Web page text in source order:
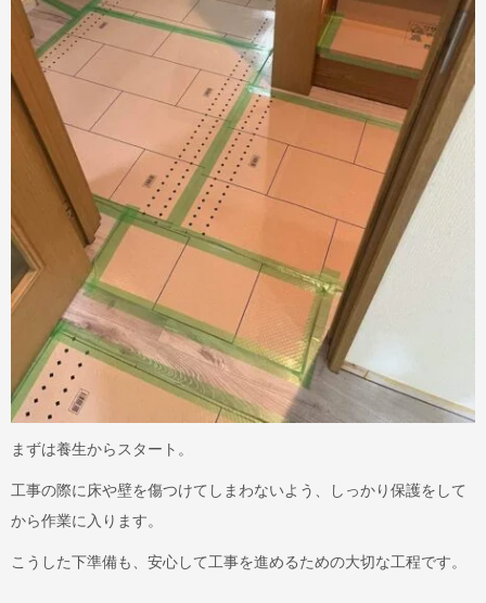
まずは養生からスタート。
工事の際に床や壁を傷つけてしまわないよう、しっかり保護をして
から作業に入ります。
こうした下準備も、安心して工事を進めるための大切な工程です。